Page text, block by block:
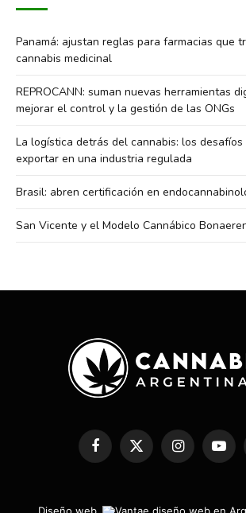
Panamá: ajustan reglas para farmacias que
cannabis medicinal
REPROCANN: suman nuevas herramientas
mejorar el control y la gestión de las ONGs
La logística detrás del cannabis: los
exportar en una industria regulada
Brasil: abren certificación en
San Vicente y el Modelo Cannábico
FacebookX
(Twitter)
Instagram